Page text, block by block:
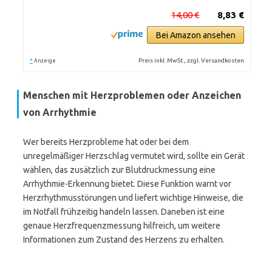
8,83 €
14,00 €
Bei Amazon ansehen
* Anzeige Preis inkl. MwSt., zzgl. Versandkosten
Menschen mit Herzproblemen oder Anzeichen
von Arrhythmie
Wer bereits Herzprobleme hat oder bei dem
unregelmäßiger Herzschlag vermutet wird, sollte ein Gerät
wählen, das zusätzlich zur Blutdruckmessung eine
Arrhythmie-Erkennung bietet. Diese Funktion warnt vor
Herzrhythmusstörungen und liefert wichtige Hinweise, die
im Notfall frühzeitig handeln lassen. Daneben ist eine
genaue Herzfrequenzmessung hilfreich, um weitere
Informationen zum Zustand des Herzens zu erhalten.